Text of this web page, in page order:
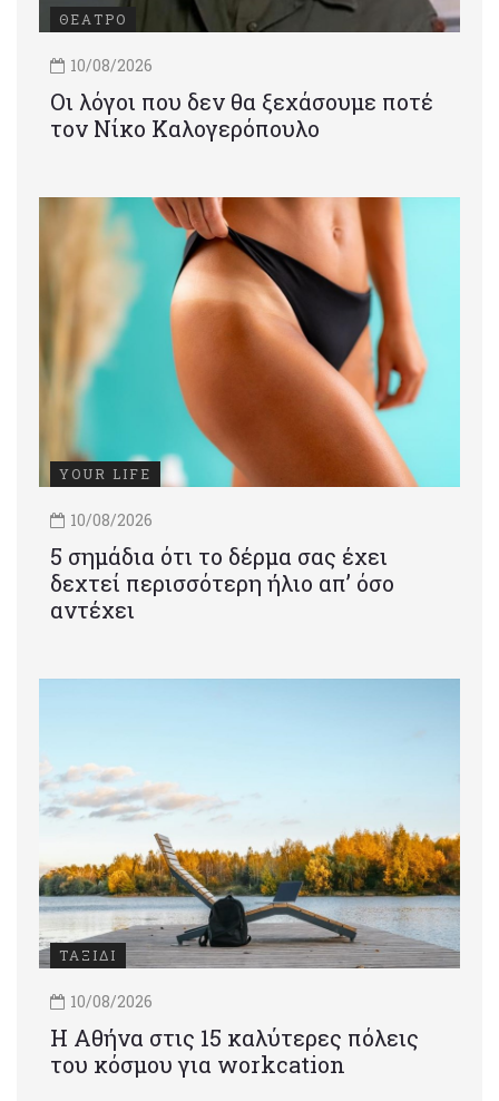
ΘΕΑΤΡΟ
10/08/2026
Οι λόγοι που δεν θα ξεχάσουμε ποτέ
τον Νίκο Καλογερόπουλο
YOUR LIFE
10/08/2026
5 σημάδια ότι το δέρμα σας έχει
δεχτεί περισσότερη ήλιο απ’ όσο
αντέχει
ΤΑΞΙΔΙ
10/08/2026
Η Αθήνα στις 15 καλύτερες πόλεις
του κόσμου για workcation